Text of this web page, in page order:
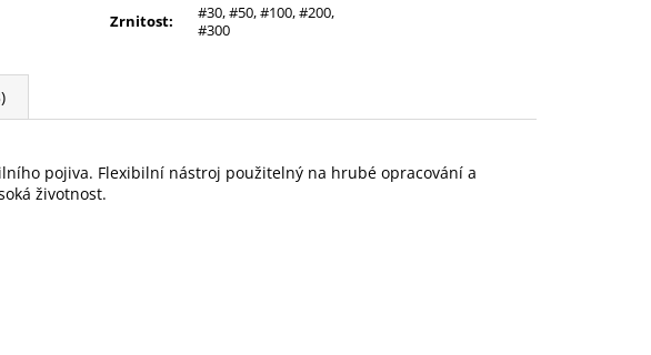
Zrnitost:
#30, #50, #100, #200,
#300
pojiva. Flexibilní nástroj použitelný na hrubé opracování a
životnost.